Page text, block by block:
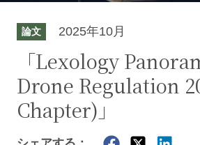
論文 2025年10月
「Lexology
Drone Regulation
Chapter)」